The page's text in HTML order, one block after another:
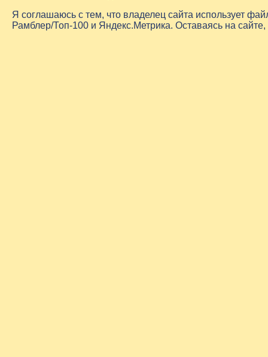
Я соглашаюсь с тем, что владелец сайта использует
Рамблер/Топ-100 и Яндекс.Метрика. Оставаясь на